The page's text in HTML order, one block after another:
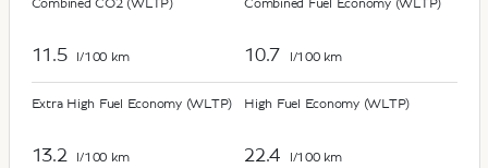
Combined CO2 (WLTP) Combined Fuel Economy (WLTP)
11.5 l/100 km
Extra High Fuel Economy (WLTP)
10.7 l/100 km
High Fuel Economy (WLTP)
13.2 l/100 km 22.4 l/100 km